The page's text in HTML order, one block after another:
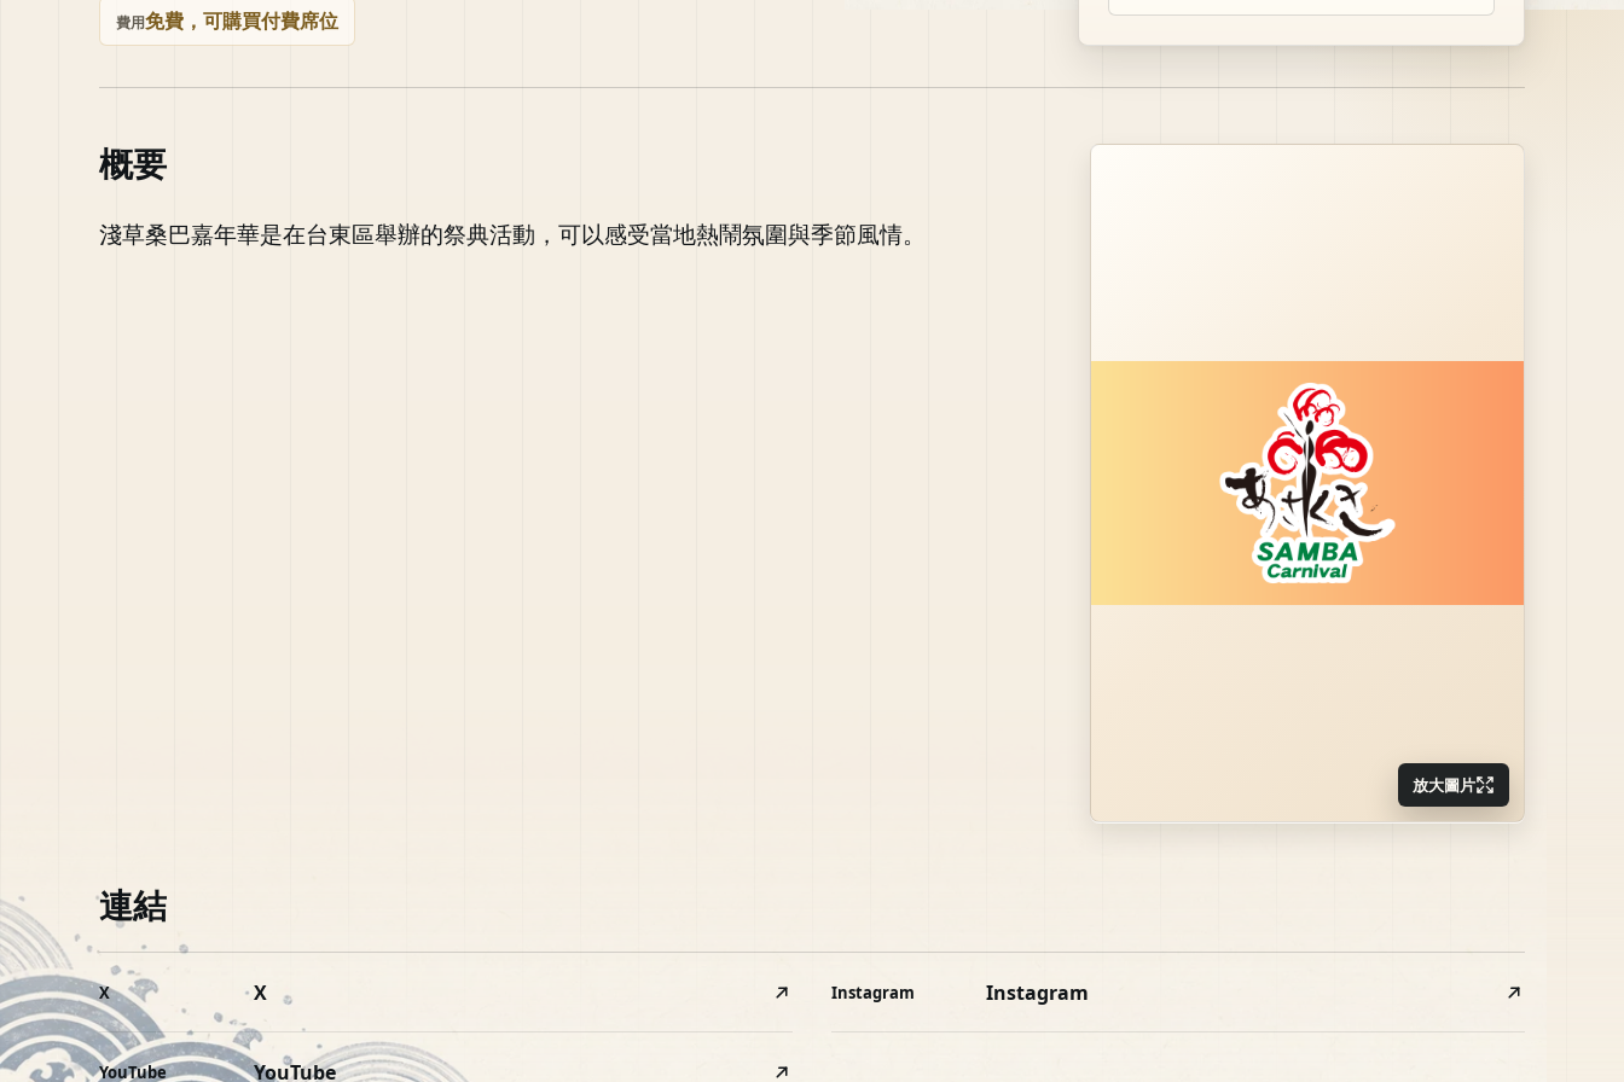
費用免費，可購買付費席位
概要
淺草桑巴嘉年華是在台東區舉辦的祭典活動，可以感受當地熱鬧氛圍與季節風情。
放大圖片
連結
X X Instagram Instagram
YouTube YouTube